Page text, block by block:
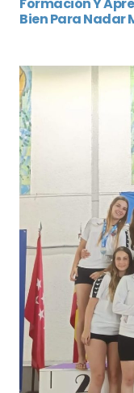
Bien Para Nadar